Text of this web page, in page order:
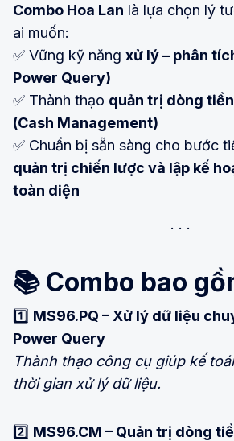
Combo Hoa Lan là lựa chọn lý
ai muốn:
✅ Vững kỹ năng xử lý – phân
Power Query)
✅ Thành thạo quản trị dòng
(Cash Management)
✅ Chuẩn bị sẵn sàng cho bước
quản trị chiến lược và lập kế
toàn diện
📚 Combo bao
1️⃣ MS96.PQ – Xử lý dữ liệu
Power Query
Thành thạo công cụ giúp kế
thời gian xử lý dữ liệu.
2️⃣ MS96.CM – Quản trị dòng